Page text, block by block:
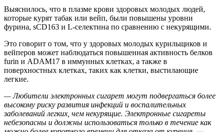
Выяснилось, что в плазме крови здоровых молодых людей,
которые курят табак или вейп, были повышены уровни
фурина, sCD163 и L-селектина по сравнению с некурящими.
Это говорит о том, что у здоровых молодых курильщиков и
вейперов может наблюдаться повышенная активность белков
furin и ADAM17 в иммунных клетках, а также в
поверхностных клетках, таких как клетки, выстилающие
легкие.
— Любители электронных сигарет могут подвергаться более
высокому риску развития инфекций и воспалительных
заболеваний легких, чем некурящие. Электронные сигареты
небезопасны и должны использоваться только в течение как